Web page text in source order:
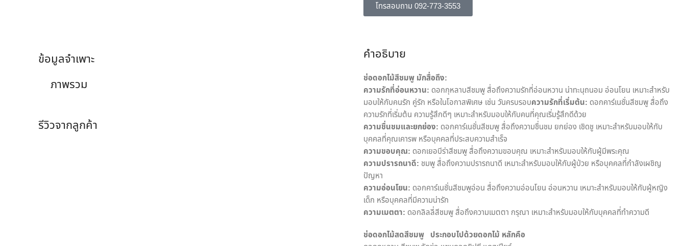
โทรสอบถาม 092-773-3553
ข้อมูลจำเพาะ
ภาพรวม
รีวิวจากลูกค้า
คำอธิบาย
ช่อดอกไม้สีชมพู มักสื่อถึง:
ความรักที่อ่อนหวาน: ดอกกุหลาบสีชมพู สื่อถึงความรักที่อ่อนหวาน น่าทะนุถนอม อ่อนโยน เหมาะสำหรับ
มอบให้กับคนรัก คู่รัก หรือในโอกาสพิเศษ เช่น วันครบรอบความรักที่เริ่มต้น: ดอกคาร์เนชั่นสีชมพู สื่อถึง
ความรักที่เริ่มต้น ความรู้สึกดีๆ เหมาะสำหรับมอบให้กับคนที่คุณเริ่มรู้สึกดีด้วย
ความชื่นชมและยกย่อง: ดอกคาร์เนชั่นสีชมพู สื่อถึงความชื่นชม ยกย่อง เชิดชู เหมาะสำหรับมอบให้กับ
บุคคลที่คุณเคารพ หรือบุคคลที่ประสบความสำเร็จ
ความขอบคุณ: ดอกเยอบีร่าสีชมพู สื่อถึงความขอบคุณ เหมาะสำหรับมอบให้กับผู้มีพระคุณ
ความปรารถนาดี: ชมพู สื่อถึงความปรารถนาดี เหมาะสำหรับมอบให้กับผู้ป่วย หรือบุคคลที่กำลังเผชิญ
ปัญหา
ความอ่อนโยน: ดอกคาร์เนชั่นสีชมพูอ่อน สื่อถึงความอ่อนโยน อ่อนหวาน เหมาะสำหรับมอบให้กับผู้หญิง
เด็ก หรือบุคคลที่มีความน่ารัก
ความเมตตา: ดอกลิลลี่สีชมพู สื่อถึงความเมตตา กรุณา เหมาะสำหรับมอบให้กับบุคคลที่ทำความดี
ช่อดอกไม้สดสีชมพู ประกอบไปด้วยดอกไม้ หลักคือ